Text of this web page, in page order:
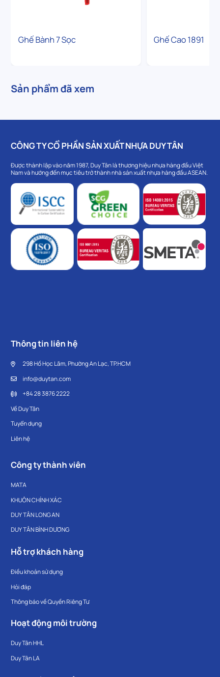
Ghế Bành 7 Sọc Ghế Cao 1891
Sản phẩm đã xem
CÔNG TY CỔ PHẦN SẢN XUẤT NHỰA DUY TÂN
Được thành lập vào năm 1987, Duy Tân là thương hiệu nhựa hàng đầu Việt
Nam và hướng đến mục tiêu trở thành nhà sản xuất nhựa hàng đầu ASEAN.
Thông tin liên hệ
298 Hồ Học Lãm, Phường An Lạc, TP.HCM
info@duytan.com
+84 28 3876 2222
Về Duy Tân
Tuyển dụng
Liên hệ
Công ty thành viên
MATA
KHUÔN CHÍNH XÁC
DUY TÂN LONG AN
DUY TÂN BÌNH DƯƠNG
Hỗ trợ khách hàng
Điều khoản sử dụng
Hỏi đáp
Thông báo về Quyền Riêng Tư
Hoạt động môi trường
Duy Tân HHL
Duy Tân LA